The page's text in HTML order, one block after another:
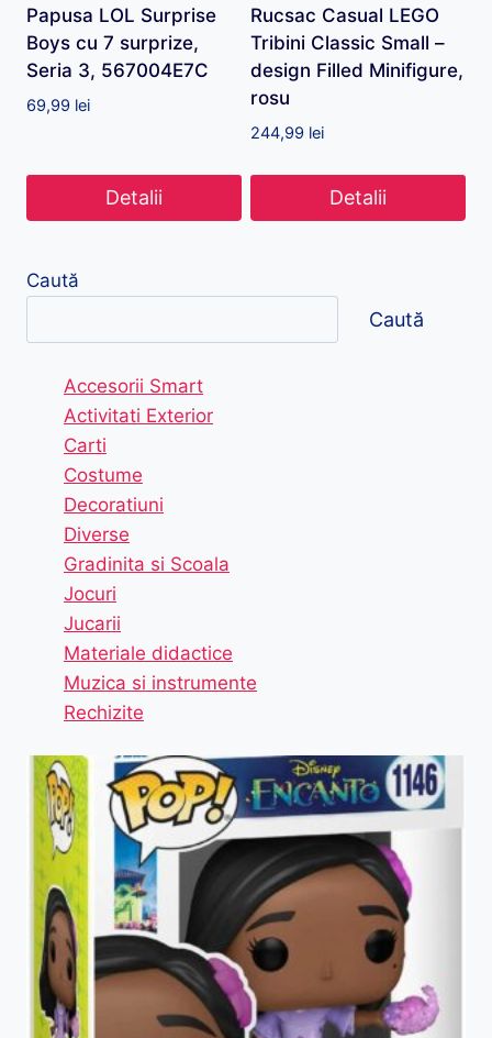
Papusa LOL Surprise
Boys cu 7 surprize,
Seria 3, 567004E7C
69,99 lei
Detalii
Rucsac Casual LEGO
Tribini Classic Small –
design Filled Minifigure,
rosu
244,99 lei
Detalii
Caută
Caută
Accesorii Smart
Activitati Exterior
Carti
Costume
Decoratiuni
Diverse
Gradinita si Scoala
Jocuri
Jucarii
Materiale didactice
Muzica si instrumente
Rechizite